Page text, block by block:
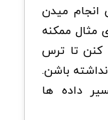
انجام میدن
مثال ممکنه
کنن تا ترس
باشن.
داده ها